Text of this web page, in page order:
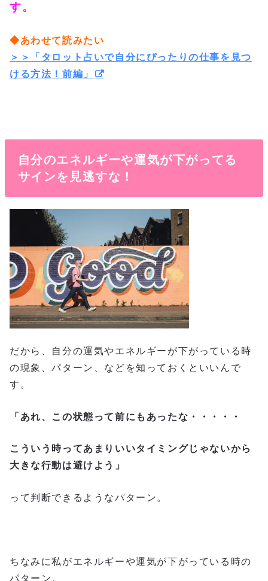
す。
◆あわせて読みたい
＞＞「タロット占いで自分にぴったりの仕事を見つ
ける方法！前編」
自分のエネルギーや運気が下がってる
サインを見逃すな！
だから、自分の運気やエネルギーが下がっている時
の現象、パターン、などを知っておくといいんで
す。
「あれ、この状態って前にもあったな・・・・・
こういう時ってあまりいいタイミングじゃないから
大きな行動は避けよう」
って判断できるようなパターン。
ちなみに私がエネルギーや運気が下がっている時の
パターン。